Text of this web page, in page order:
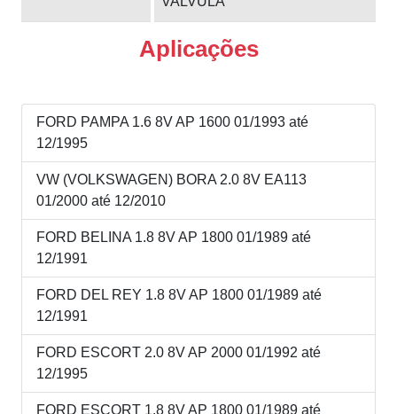
Aplicações
FORD PAMPA 1.6 8V AP 1600 01/1993 até
12/1995
VW (VOLKSWAGEN) BORA 2.0 8V EA113
01/2000 até 12/2010
FORD BELINA 1.8 8V AP 1800 01/1989 até
12/1991
FORD DEL REY 1.8 8V AP 1800 01/1989 até
12/1991
FORD ESCORT 2.0 8V AP 2000 01/1992 até
12/1995
FORD ESCORT 1.8 8V AP 1800 01/1989 até